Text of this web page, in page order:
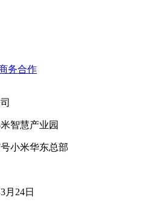
务合作
智慧产业园
小米华东总部
月24日